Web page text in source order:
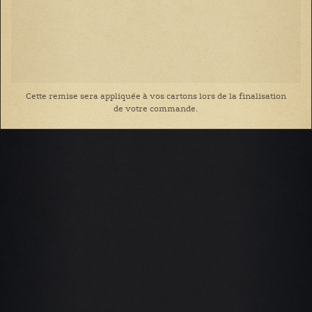
Cette remise sera appliquée à vos cartons lors de la finalisation
de votre commande.